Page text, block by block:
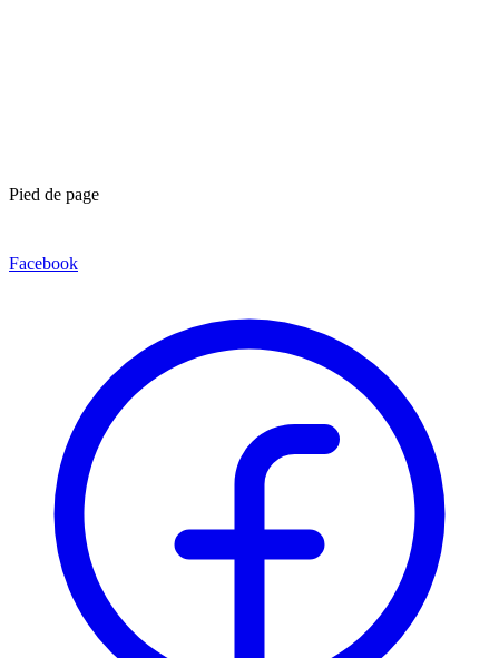
Pied de page
Facebook